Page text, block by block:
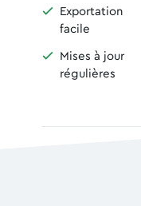

Exportation
facile

Mises à jour
régulières